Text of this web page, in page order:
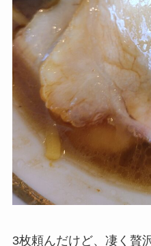
3枚頼んだけど、凄く贅